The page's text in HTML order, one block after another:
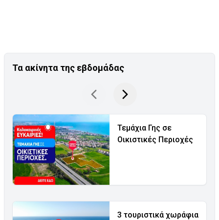
Τα ακίνητα της εβδομάδας
Τεμάχια Γης σε
Οικιστικές Περιοχές
3 τουριστικά χωράφια